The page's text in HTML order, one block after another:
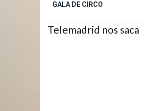
GALA DE CIRCO
Telemadrid nos saca